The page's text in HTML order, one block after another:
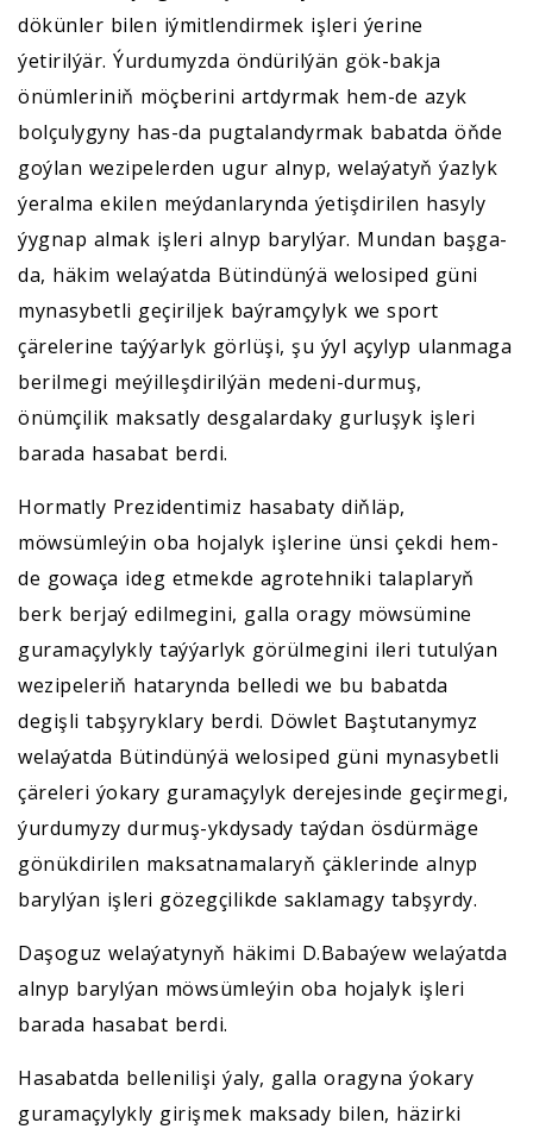
dökünler bilen iýmitlendirmek işleri ýerine
ýetirilýär. Ýurdumyzda öndürilýän gök-bakja
önümleriniň möçberini artdyrmak hem-de azyk
bolçulygyny has-da pugtalandyrmak babatda öňde
goýlan wezipelerden ugur alnyp, welaýatyň ýazlyk
ýeralma ekilen meýdanlarynda ýetişdirilen hasyly
ýygnap almak işleri alnyp barylýar. Mundan başga-
da, häkim welaýatda Bütindünýä welosiped güni
mynasybetli geçiriljek baýramçylyk we sport
çärelerine taýýarlyk görlüşi, şu ýyl açylyp ulanmaga
berilmegi meýilleşdirilýän medeni-durmuş,
önümçilik maksatly desgalardaky gurluşyk işleri
barada hasabat berdi.
Hormatly Prezidentimiz hasabaty diňläp,
möwsümleýin oba hojalyk işlerine ünsi çekdi hem-
de gowaça ideg etmekde agrotehniki talaplaryň
berk berjaý edilmegini, galla oragy möwsümine
guramaçylykly taýýarlyk görülmegini ileri tutulýan
wezipeleriň hatarynda belledi we bu babatda
degişli tabşyryklary berdi. Döwlet Baştutanymyz
welaýatda Bütindünýä welosiped güni mynasybetli
çäreleri ýokary guramaçylyk derejesinde geçirmegi,
ýurdumyzy durmuş-ykdysady taýdan ösdürmäge
gönükdirilen maksatnamalaryň çäklerinde alnyp
barylýan işleri gözegçilikde saklamagy tabşyrdy.
Daşoguz welaýatynyň häkimi D.Babaýew welaýatda
alnyp barylýan möwsümleýin oba hojalyk işleri
barada hasabat berdi.
Hasabatda bellenilişi ýaly, galla oragyna ýokary
guramaçylykly girişmek maksady bilen, häzirki